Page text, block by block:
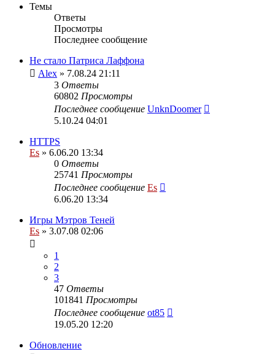
Темы
Ответы
Просмотры
Последнее сообщение
Не стало Патриса Лаффона
Alex » 7.08.24 21:11
3 Ответы
60802 Просмотры
Последнее сообщение UnknDoomer
5.10.24 04:01
HTTPS
Es » 6.06.20 13:34
0 Ответы
25741 Просмотры
Последнее сообщение Es
6.06.20 13:34
Игры Мэтров Теней
Es » 3.07.08 02:06
1
2
3
47 Ответы
101841 Просмотры
Последнее сообщение ot85
19.05.20 12:20
Обновление